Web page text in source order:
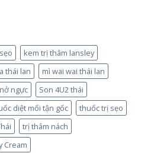
kem trị thâm lansley
thái lan
mì wai wai thái lan
nở ngực
Son 4U2 thái
diệt mối tận gốc
thuốc trị sẹo
trị thâm nách
Cream